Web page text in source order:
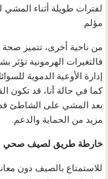
لفترات طويلة أثناء
مؤلم.
من ناحية أخرى، تتميز صحة
فالتغيرات الهرمونية
إدارة الأوعية الدموية
كما في حالة آنا، قد تكون
بعد المشي على الشاطئ قد
مزيد من الحماية والدعم.
خارطة طريق لصيف صحي
للاستمتاع بالصيف دون